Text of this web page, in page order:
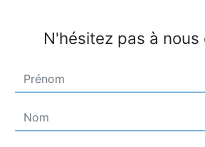
N'hésitez pas à